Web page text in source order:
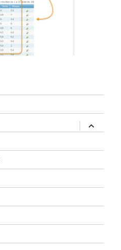
expand
child